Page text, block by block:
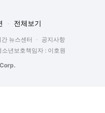
전체보기
뉴스센터
공지사항
소년보호책임자 : 이호원